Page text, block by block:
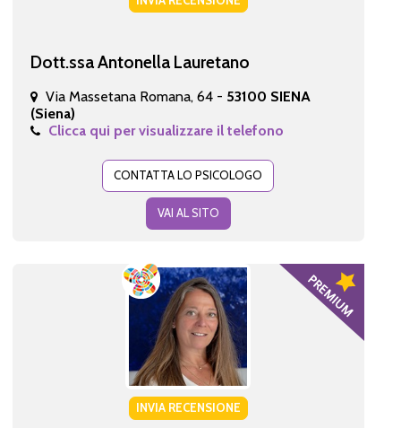
Dott.ssa Antonella Lauretano
Via Massetana Romana, 64 - 53100 SIENA
(Siena)
Clicca qui per visualizzare il telefono
CONTATTA LO PSICOLOGO
VAI AL SITO
INVIA RECENSIONE